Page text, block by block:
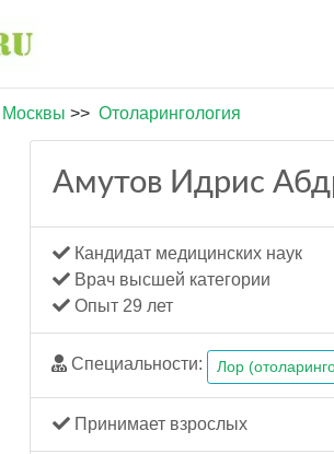
Москвы >> Отоларингология
Амутов Идрис
Кандидат медицинских наук
Врач высшей категории
Опыт 29 лет
Специальности: Лор
Принимает взрослых